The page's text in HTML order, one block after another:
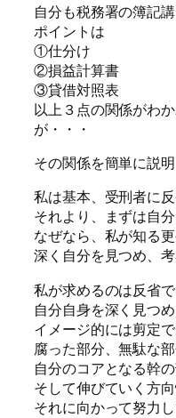
自分も税務署の簿記
ポイントは
①仕分け
②損益計算書
③貸借対照表
以上３点の関係がわ
が・・・
その関係を簡単に説明
私は基本、受刑者に反
それより、まずは自
なぜなら、私が知る
深く自分を見つめ、
私が求めるのは反省で
自分自身を深く見つめ
イメージ的には剪定で
腐った部分、無駄な部
自分のコアとなる幹
そして伸びていく方向
それに向かって努力